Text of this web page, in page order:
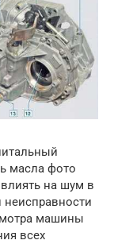
масла фото
на шум в
машины
всех